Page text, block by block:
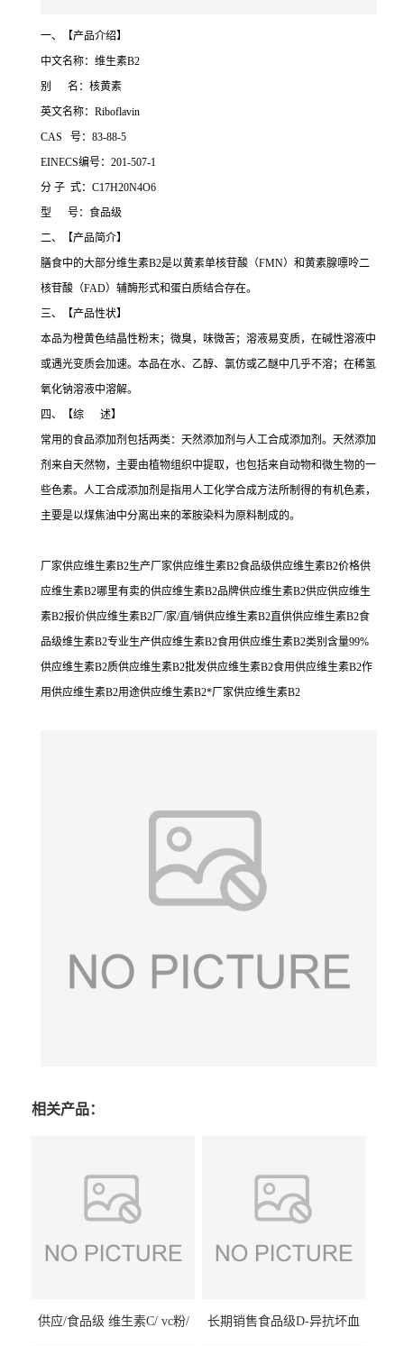
一、【产品介绍】
中文名称：维生素B2
别 名：核黄素
英文名称：Riboflavin
CAS 号：83-88-5
EINECS编号：201-507-1
分 子 式：C17H20N4O6
型 号：食品级
二、【产品简介】
膳食中的大部分维生素B2是以黄素单核苷酸（FMN）和黄素腺嘌呤二
核苷酸（FAD）辅酶形式和蛋白质结合存在。
三、【产品性状】
本品为橙黄色结晶性粉末；微臭，味微苦；溶液易变质，在碱性溶液中
或遇光变质会加速。本品在水、乙醇、氯仿或乙醚中几乎不溶；在稀氢
氧化钠溶液中溶解。
四、【综 述】
常用的食品添加剂包括两类：天然添加剂与人工合成添加剂。天然添加
剂来自天然物，主要由植物组织中提取，也包括来自动物和微生物的一
些色素。人工合成添加剂是指用人工化学合成方法所制得的有机色素，
主要是以煤焦油中分离出来的苯胺染料为原料制成的。
厂家供应维生素B2生产厂家供应维生素B2食品级供应维生素B2价格供
应维生素B2哪里有卖的供应维生素B2品牌供应维生素B2供应供应维生
素B2报价供应维生素B2厂/家/直/销供应维生素B2直供供应维生素B2食
品级维生素B2专业生产供应维生素B2食用供应维生素B2类别含量99%
供应维生素B2质供应维生素B2批发供应维生素B2食用供应维生素B2作
用供应维生素B2用途供应维生素B2*厂家供应维生素B2
相关产品：
供应/食品级 维生素C/ vc粉/
长期销售食品级D-异抗坏血